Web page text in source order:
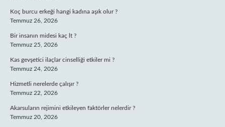
Koç burcu erkeği hangi kadına aşık olur ?
Temmuz 26, 2026
Bir insanın midesi kaç lt ?
Temmuz 25, 2026
Kas gevşetici ilaçlar cinselliği etkiler mi ?
Temmuz 24, 2026
Hizmetli nerelerde çalışır ?
Temmuz 22, 2026
Akarsuların rejimini etkileyen faktörler nelerdir ?
Temmuz 20, 2026